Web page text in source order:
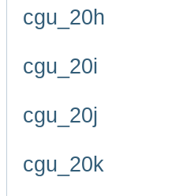
cgu_20h
cgu_20i
cgu_20j
cgu_20k